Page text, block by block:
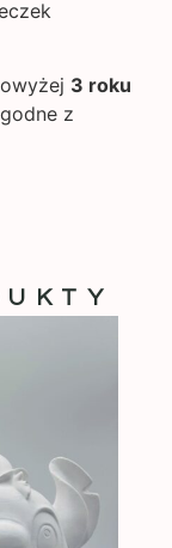
3 roku
z